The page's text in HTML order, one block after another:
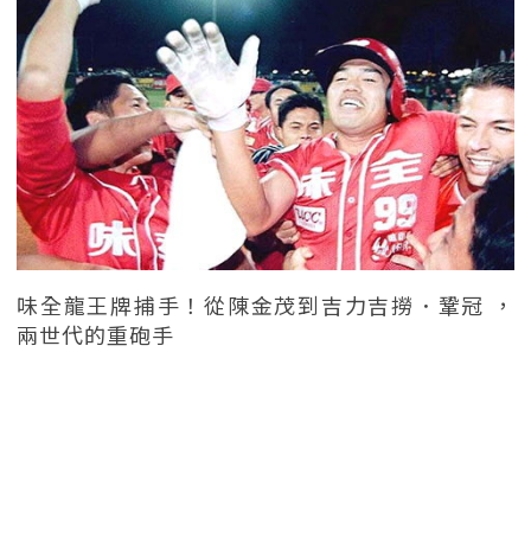
味全龍王牌捕手！從陳金茂到吉力吉撈．鞏冠 ，
兩世代的重砲手